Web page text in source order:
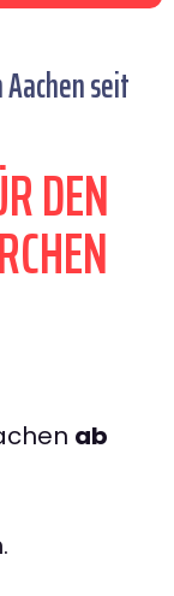
seit
DEN
ab